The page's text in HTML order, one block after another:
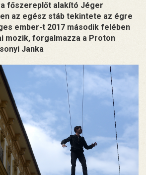
főszereplőt alakító Jéger
az egész stáb tekintete az égre
ember-t 2017 második felében
mozik, forgalmazza a Proton
Janka